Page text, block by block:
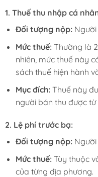
1. Thuế thu nhập cá
Đối tượng nộp:Người
Mức thuế:Thường là
nhiên, mức thuế này
sách thuế hiện hành
Mục đích:Thuế này
người bán thu được từ
2. Lệ phí trước bạ:
Đối tượng nộp:Người
Mức thuế:Tùy thuộc
của từng địa phương.